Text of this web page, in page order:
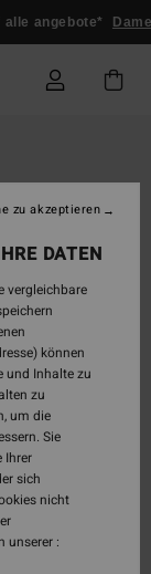
angebote* Damen
DATEN
vergleichbare
können
und Inhalte zu
zu
um die
Sie
Ihrer
sich
nicht
unserer :
zu akzeptieren